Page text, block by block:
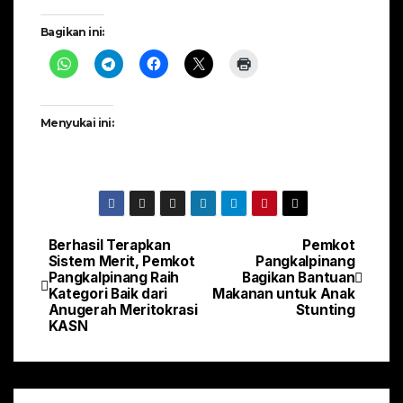
Bagikan ini:
Menyukai ini:
Navigasi
pos
Pemkot
Pangkalpinang
Bagikan Bantuan
Makanan untuk Anak
Stunting
Berhasil Terapkan
Sistem Merit, Pemkot
Pangkalpinang Raih
Kategori Baik dari
Anugerah Meritokrasi
KASN